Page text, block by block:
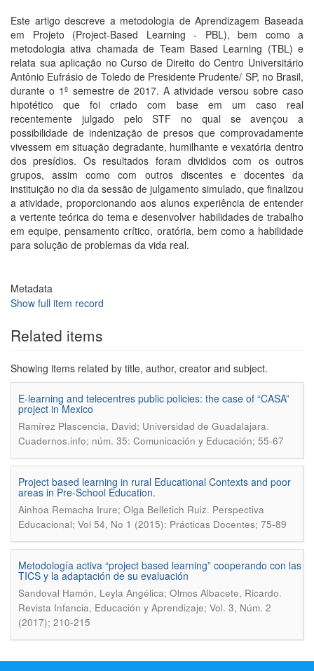
Este artigo descreve a metodologia de Aprendizagem Baseada
em Projeto (Project-Based Learning - PBL), bem como a
metodologia ativa chamada de Team Based Learning (TBL) e
relata sua aplicação no Curso de Direito do Centro Universitário
Antônio Eufrásio de Toledo de Presidente Prudente/ SP, no Brasil,
durante o 1º semestre de 2017. A atividade versou sobre caso
hipotético que foi criado com base em um caso real
recentemente julgado pelo STF no qual se avençou a
possibilidade de indenização de presos que comprovadamente
vivessem em situação degradante, humilhante e vexatória dentro
dos presídios. Os resultados foram divididos com os outros
grupos, assim como com outros discentes e docentes da
instituição no dia da sessão de julgamento simulado, que finalizou
a atividade, proporcionando aos alunos experiência de entender
a vertente teórica do tema e desenvolver habilidades de trabalho
em equipe, pensamento crítico, oratória, bem como a habilidade
para solução de problemas da vida real.
Metadata
Show full item record
Related items
Showing items related by title, author, creator and subject.
E-learning and telecentres public policies: the case of “CASA”
project in Mexico
Ramírez Plascencia, David; Universidad de Guadalajara.
Cuadernos.info; núm. 35: Comunicación y Educación; 55-67
Project based learning in rural Educational Contexts and poor
areas in Pre-School Education.
Ainhoa Remacha Irure; Olga Belletich Ruiz. Perspectiva
Educacional; Vol 54, No 1 (2015): Prácticas Docentes; 75-89
Metodología activa “project based learning” cooperando con las
TICS y la adaptación de su evaluación
Sandoval Hamón, Leyla Angélica; Olmos Albacete, Ricardo.
Revista Infancia, Educación y Aprendizaje; Vol. 3, Núm. 2
(2017); 210-215